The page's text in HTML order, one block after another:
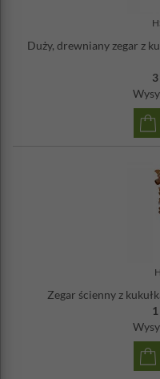
Duży, drewniany zegar z
Zegar ścienny z